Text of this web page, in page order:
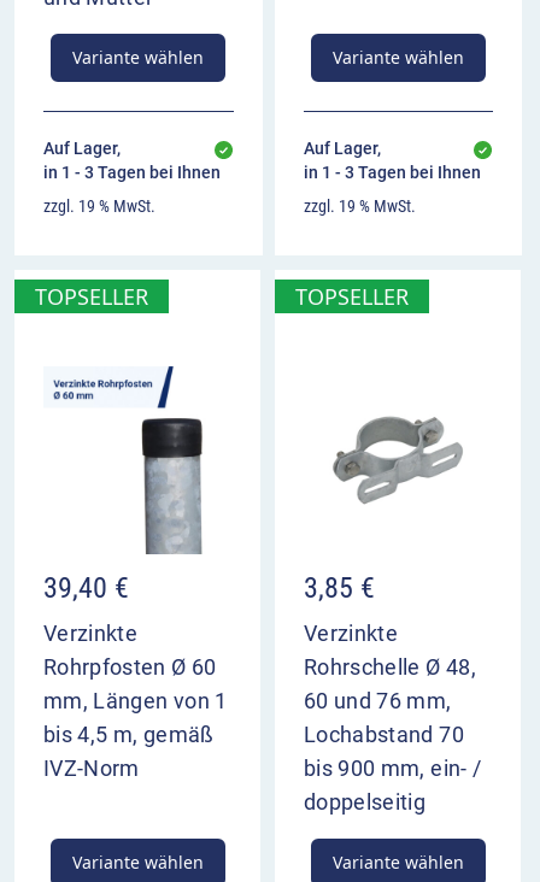
kennzeichnet die Mitte eines Taxistandplatzes
Fahrzeuge außer Taxen
Aufstellung bei besonders langen oder
unübersichtlichen Standplätzen
Variante wählen
Auf Lager,
in 1 - 3 Tagen bei Ihnen
zzgl. 19 % MwSt.
Variante wählen
Auf Lager,
in 1 - 3 Tagen bei Ihnen
zzgl. 19 % MwSt.
TOPSELLER
39,40 €
Verzinkte
Rohrpfosten Ø 60
mm, Längen von 1
bis 4,5 m, gemäß
IVZ-Norm
Variante wählen
TOPSELLER
3,85 €
Verzinkte
Rohrschelle Ø 48,
60 und 76 mm,
Lochabstand 70
bis 900 mm, ein- /
doppelseitig
Variante wählen